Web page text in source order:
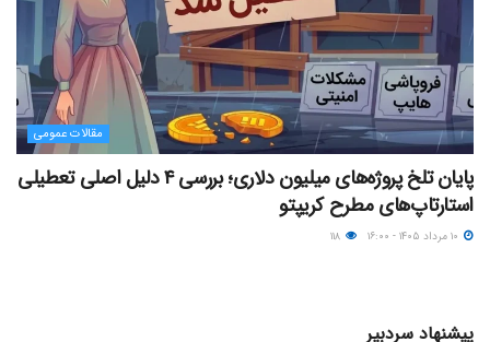
مقالات عمومی
پایان تلخ پروژه‌های میلیون دلاری؛ بررسی ۴ دلیل اصلی تعطیلی
استارتاپ‌های مطرح کریپتو
پیشنهاد سردبیر